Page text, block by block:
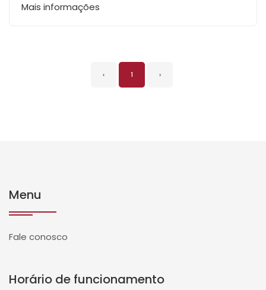
Mais informações
‹ 1 ›
Menu
Fale conosco
Horário de funcionamento